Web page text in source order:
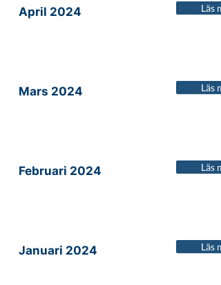
April 2024 Läs
Mars 2024 Läs
Februari 2024 Läs
Januari 2024 Läs